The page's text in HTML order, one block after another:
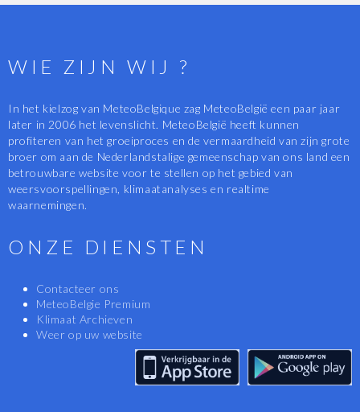
WIE ZIJN WIJ ?
In het kielzog van MeteoBelgique zag MeteoBelgië een paar jaar
later in 2006 het levenslicht. MeteoBelgië heeft kunnen
profiteren van het groeiproces en de vermaardheid van zijn grote
broer om aan de Nederlandstalige gemeenschap van ons land een
betrouwbare website voor te stellen op het gebied van
weersvoorspellingen, klimaatanalyses en realtime
waarnemingen.
ONZE DIENSTEN
Contacteer ons
MeteoBelgie Premium
Klimaat Archieven
Weer op uw website